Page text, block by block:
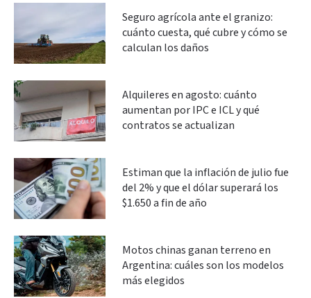
Seguro agrícola ante el granizo:
cuánto cuesta, qué cubre y cómo se
calculan los daños
Alquileres en agosto: cuánto
aumentan por IPC e ICL y qué
contratos se actualizan
Estiman que la inflación de julio fue
del 2% y que el dólar superará los
$1.650 a fin de año
Motos chinas ganan terreno en
Argentina: cuáles son los modelos
más elegidos